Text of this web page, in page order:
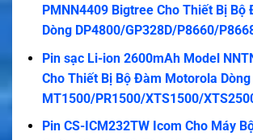
PMNN4409 Bigtree Cho Thiết Bị Bộ
Dòng DP4800/GP328D/P8660/
Pin sạc Li-ion 2600mAh Model
Cho Thiết Bị Bộ Đàm Motorola Dòng
MT1500/PR1500/XTS1500/
Pin CS-ICM232TW Icom Cho Máy